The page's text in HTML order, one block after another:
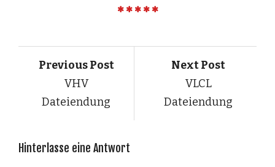
Previous Post
VHV
Dateiendung
Next Post
VLCL
Dateiendung
Hinterlasse eine Antwort